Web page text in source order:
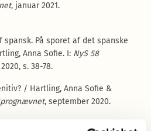
, januar 2021.
spansk. På sporet af det spanske
Anna Sofie. I: NyS 58
s. 38-78.
/ Hartling, Anna Sofie &
, september 2020.